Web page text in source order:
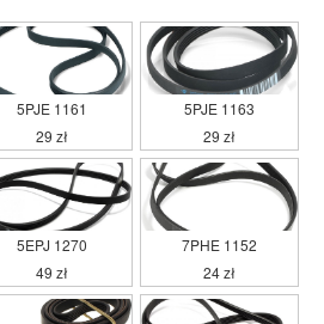
5PJE 1161
29 zł
5PJE 1163
29 zł
5EPJ 1270
49 zł
7PHE 1152
24 zł